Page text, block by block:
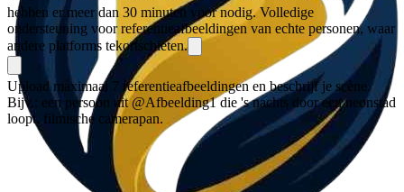
hebben er meer dan 30 minuten voor nodig. Volledige
ondersteuning voor referentieafbeeldingen van echte personen, waar
andere platforms tekortschieten.
Upload maximaal 7 referentieafbeeldingen en beschrijf je scène.
Bijv.: een persoon uit @Afbeelding1 die 's nachts door een neonstad
loopt, filmische camerapan.